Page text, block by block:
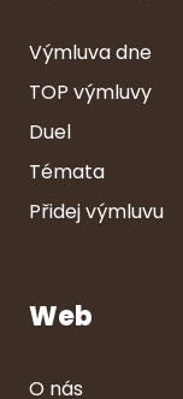
Výmluva dne
TOP výmluvy
Duel
Témata
Přidej výmluvu
Web
O nás